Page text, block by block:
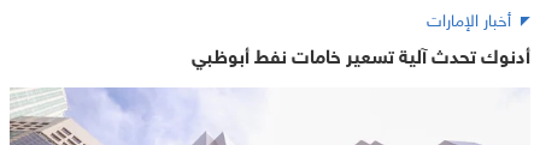
أخبار الإمارات
أدنوك تحدث آلية تسعير خامات نفط أبوظبي